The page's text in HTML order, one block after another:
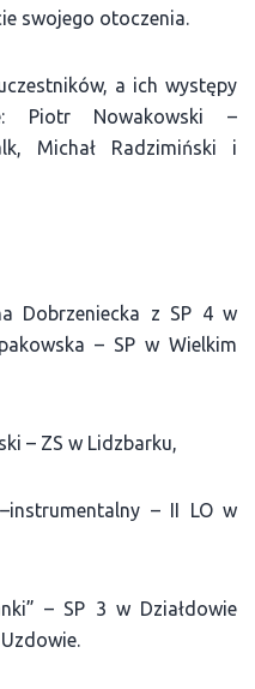
swojego otoczenia.
a ich występy
Piotr Nowakowski –
Michał Radzimiński i
Dobrzeniecka z SP 4 w
– SP w Wielkim
– ZS w Lidzbarku,
– II LO w
– SP 3 w Działdowie